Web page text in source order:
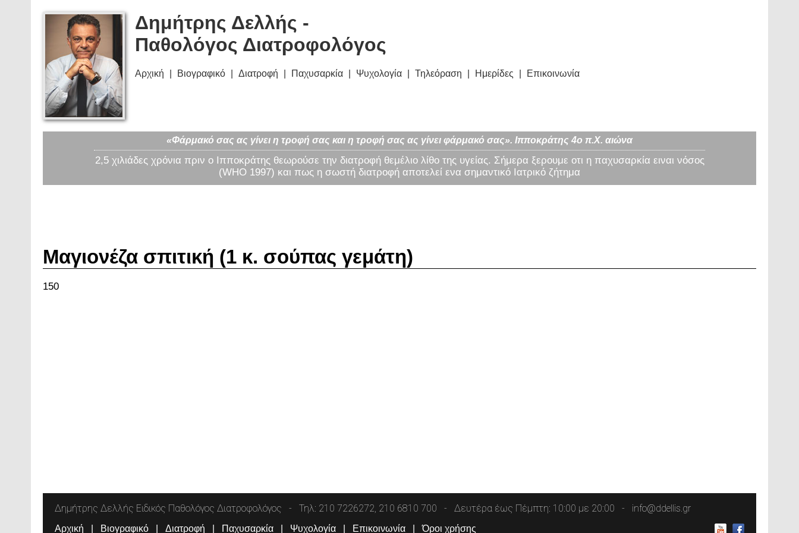
Δημήτρης Δελλής -
Παθολόγος Διατροφολόγος
Αρχική Βιογραφικό Διατροφή Παχυσαρκία Ψυχολογία Τηλεόραση Ημερίδες Επικοινωνία
«Φάρμακό σας ας γίνει η τροφή σας και η τροφή σας ας γίνει φάρμακό σας». Ιπποκράτης 4ο π.Χ. αιώνα
2,5 χιλιάδες χρόνια πριν ο Ιπποκράτης θεωρούσε την διατροφή θεμέλιο λίθο της υγείας. Σήμερα ξερουμε οτι η παχυσαρκία ειναι νόσος
(WHO 1997) και πως η σωστή διατροφή αποτελεί ενα σημαντικό Ιατρικό ζήτημα
Μαγιονέζα σπιτική (1 κ. σούπας γεμάτη)
150
Δημήτρης Δελλής Ειδικός Παθολόγος Διατροφολόγος Τηλ: 210 7226272, 210 6810 700 Δευτέρα έως Πέμπτη: 10:00 με 20:00 info@ddellis.gr
Αρχική Βιογραφικό Διατροφή Παχυσαρκία Ψυχολογία Επικοινωνία Όροι χρήσης